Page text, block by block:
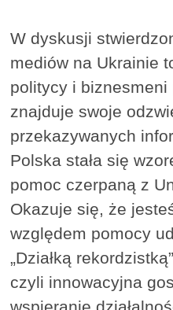
W dyskusji
mediów na Ukrainie
politycy i
znajduje swoje
przekazywanych
Polska stała się
pomoc czerpaną z
Okazuje się, że
względem pomocy
„Działką
czyli innowacyjna